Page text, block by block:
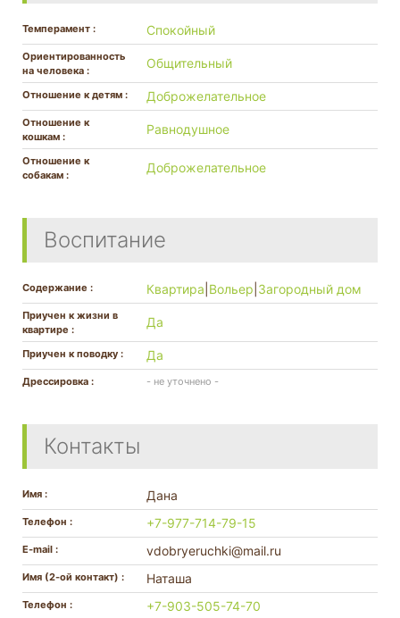
Темперамент : Спокойный
Ориентированность
на человека :
Общительный
Отношение к детям : Доброжелательное
Отношение к
кошкам :
Равнодушное
Отношение к
собакам :
Доброжелательное
Воспитание
Содержание : Квартира Вольер Загородный дом
Приучен к жизни в
квартире :
Да
Приучен к поводку : Да
Дрессировка : - не уточнено -
Контакты
Имя : Дана
Телефон : +7-977-714-79-15
E-mail : vdobryeruchki@mail.ru
Имя (2-ой контакт) : Наташа
Телефон : +7-903-505-74-70